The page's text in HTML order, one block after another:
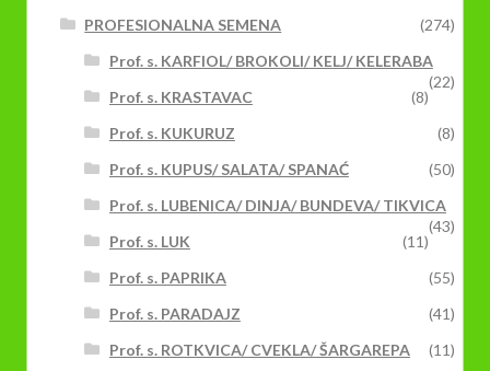
PROFESIONALNA SEMENA
(274)
Prof. s. KARFIOL/ BROKOLI/ KELJ/ KELERABA
(22)
Prof. s. KRASTAVAC
(8)
Prof. s. KUKURUZ
(8)
Prof. s. KUPUS/ SALATA/ SPANAĆ
(50)
Prof. s. LUBENICA/ DINJA/ BUNDEVA/ TIKVICA
(43)
Prof. s. LUK
(11)
Prof. s. PAPRIKA
(55)
Prof. s. PARADAJZ
(41)
Prof. s. ROTKVICA/ CVEKLA/ ŠARGAREPA
(11)